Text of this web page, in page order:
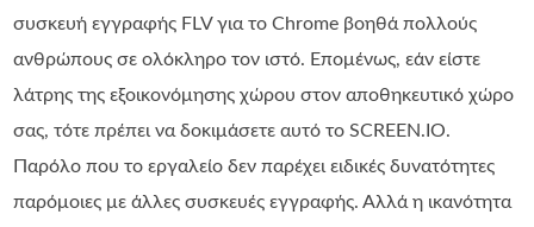
συσκευή εγγραφής FLV για το Chrome βοηθά πολλούς
ανθρώπους σε ολόκληρο τον ιστό. Επομένως, εάν είστε
λάτρης της εξοικονόμησης χώρου στον αποθηκευτικό χώρο
σας, τότε πρέπει να δοκιμάσετε αυτό το SCREEN.IO.
Παρόλο που το εργαλείο δεν παρέχει ειδικές δυνατότητες
παρόμοιες με άλλες συσκευές εγγραφής. Αλλά η ικανότητα